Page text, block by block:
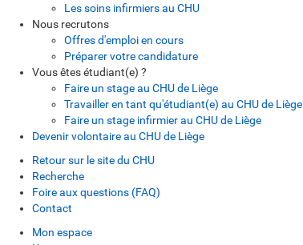
Les soins infirmiers au CHU
Nous recrutons
Offres d'emploi en cours
Préparer votre candidature
Vous êtes étudiant(e) ?
Faire un stage au CHU de Liège
Travailler en tant qu'étudiant(e) au CHU de Liège
Faire un stage infirmier au CHU de Liège
Devenir volontaire au CHU de Liège
Retour sur le site du CHU
Recherche
Foire aux questions (FAQ)
Contact
Mon espace